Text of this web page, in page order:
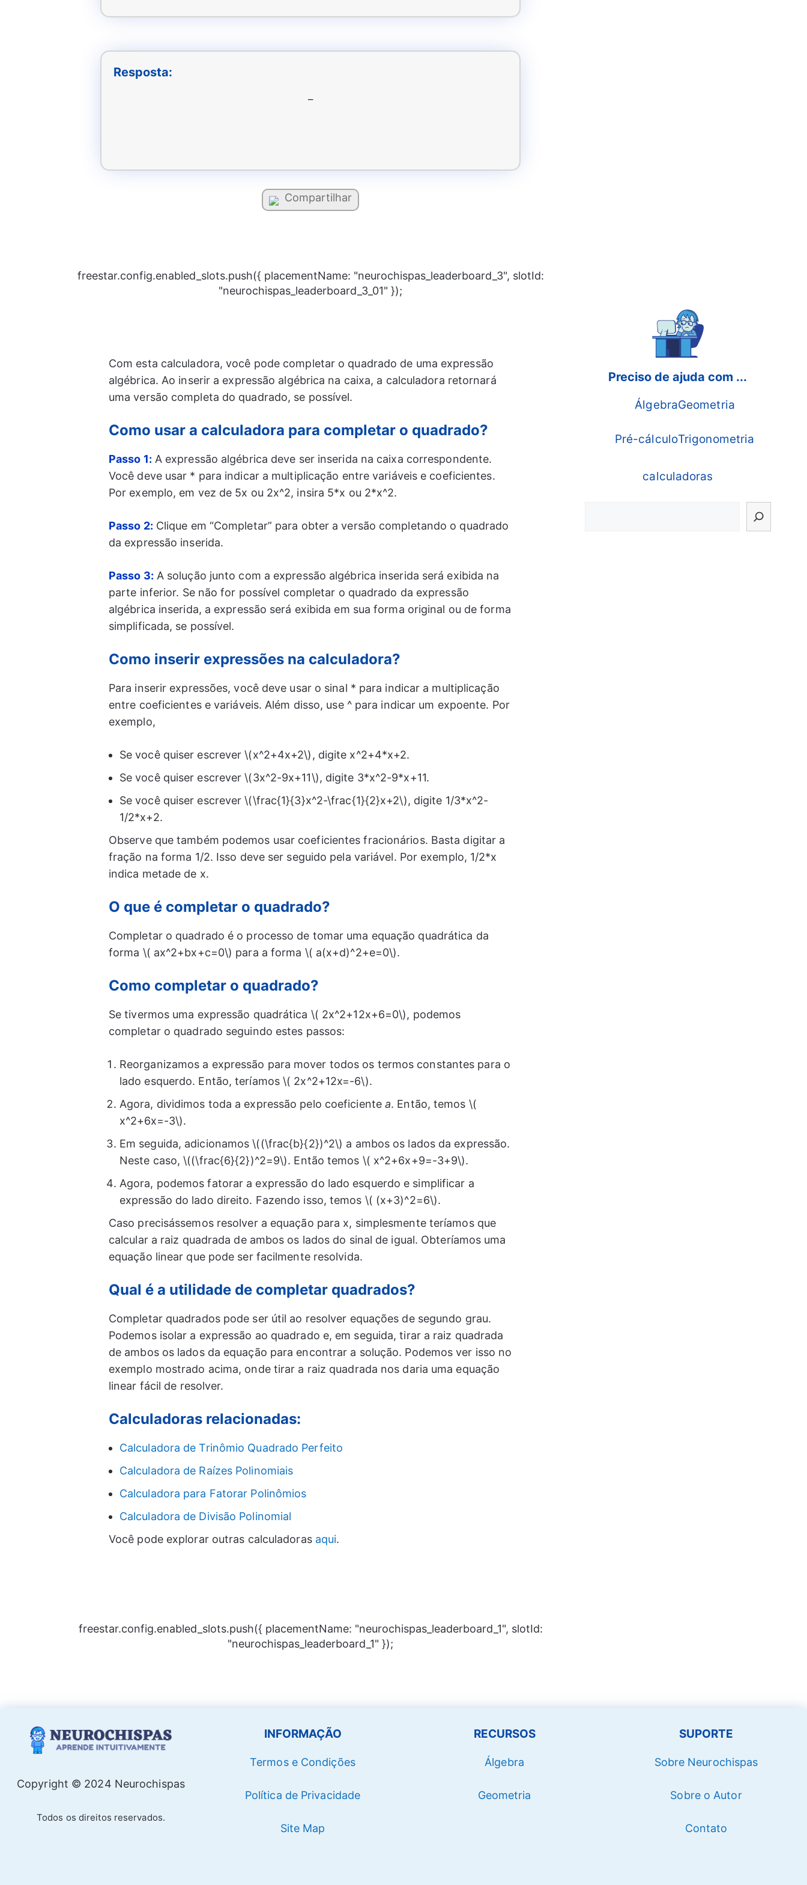
Resposta:
–
Compartilhar
freestar.config.enabled_slots.push({ placementName: "neurochispas_leaderboard_3", slotId:
"neurochispas_leaderboard_3_01" });
Com esta calculadora, você pode completar o quadrado de uma expressão
algébrica. Ao inserir a expressão algébrica na caixa, a calculadora retornará
uma versão completa do quadrado, se possível.
Como usar a calculadora para completar o quadrado?
Passo 1: A expressão algébrica deve ser inserida na caixa correspondente.
Você deve usar * para indicar a multiplicação entre variáveis ​​e coeficientes.
Por exemplo, em vez de 5x ou 2x^2, insira 5*x ou 2*x^2.
Passo 2: Clique em “Completar” para obter a versão completando o quadrado
da expressão inserida.
Passo 3: A solução junto com a expressão algébrica inserida será exibida na
parte inferior. Se não for possível completar o quadrado da expressão
algébrica inserida, a expressão será exibida em sua forma original ou de forma
simplificada, se possível.
Como inserir expressões na calculadora?
Para inserir expressões, você deve usar o sinal * para indicar a multiplicação
entre coeficientes e variáveis. Além disso, use ^ para indicar um expoente. Por
exemplo,
Se você quiser escrever \(x^2+4x+2\), digite x^2+4*x+2.
Se você quiser escrever \(3x^2-9x+11\), digite 3*x^2-9*x+11.
Se você quiser escrever \(\frac{1}{3}x^2-\frac{1}{2}x+2\), digite 1/3*x^2-
1/2*x+2.
Observe que também podemos usar coeficientes fracionários. Basta digitar a
fração na forma 1/2. Isso deve ser seguido pela variável. Por exemplo, 1/2*x
indica metade de x.
O que é completar o quadrado?
Completar o quadrado é o processo de tomar uma equação quadrática da
forma \( ax^2+bx+c=0\) para a forma \( a(x+d)^2+e=0\).
Como completar o quadrado?
Se tivermos uma expressão quadrática \( 2x^2+12x+6=0\), podemos
completar o quadrado seguindo estes passos:
Reorganizamos a expressão para mover todos os termos constantes para o
lado esquerdo. Então, teríamos \( 2x^2+12x=-6\).
Agora, dividimos toda a expressão pelo coeficientea. Então, temos \(
x^2+6x=-3\).
Em seguida, adicionamos \((\frac{b}{2})^2\) a ambos os lados da expressão.
Neste caso, \((\frac{6}{2})^2=9\). Então temos \( x^2+6x+9=-3+9\).
Agora, podemos fatorar a expressão do lado esquerdo e simplificar a
expressão do lado direito. Fazendo isso, temos \( (x+3)^2=6\).
Caso precisássemos resolver a equação para x, simplesmente teríamos que
calcular a raiz quadrada de ambos os lados do sinal de igual. Obteríamos uma
equação linear que pode ser facilmente resolvida.
Qual é a utilidade de completar quadrados?
Completar quadrados pode ser útil ao resolver equações de segundo grau.
Podemos isolar a expressão ao quadrado e, em seguida, tirar a raiz quadrada
de ambos os lados da equação para encontrar a solução. Podemos ver isso no
exemplo mostrado acima, onde tirar a raiz quadrada nos daria uma equação
linear fácil de resolver.
Calculadoras relacionadas:
Calculadora de Trinômio Quadrado Perfeito
Calculadora de Raízes Polinomiais
Calculadora para Fatorar Polinômios
Calculadora de Divisão Polinomial
Você pode explorar outras calculadoras aqui.
freestar.config.enabled_slots.push({ placementName: "neurochispas_leaderboard_1", slotId:
"neurochispas_leaderboard_1" });
Preciso de ajuda com ...
Álgebra
Pré-cálculo
Geometria
Trigonometria
calculadoras
Copyright © 2024 Neurochispas
Todos os direitos reservados.
INFORMAÇÃO
Termos e Condições
Política de Privacidade
Site Map
RECURSOS
Álgebra
Geometria
SUPORTE
Sobre Neurochispas
Sobre o Autor
Contato